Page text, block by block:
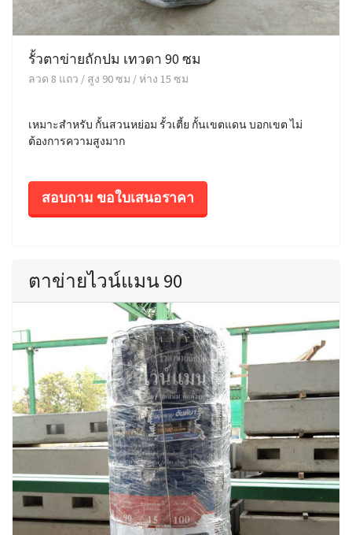
รั้วตาข่ายถักปม เทวดา 90 ซม
ลวด 8 แถว / สูง 90 ซม / ห่าง 15 ซม
เหมาะสำหรับ กั้นสวนหย่อม รั้วเตี้ย กั้นเขตแดน บอกเขต ไม่
ต้องการความสูงมาก
สอบถาม ขอใบเสนอราคา
ตาข่ายไวน์แมน 90